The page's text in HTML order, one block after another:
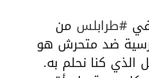
#طرابلس من
ضد متحرش هو
الذي كنا نحلم به.